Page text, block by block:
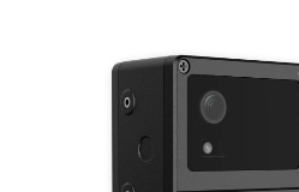
RK3576
коммерческих,
промышленных